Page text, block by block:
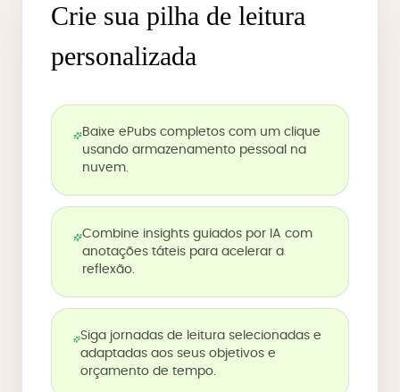
Crie sua pilha de leitura
personalizada
Baixe ePubs completos com um clique
usando armazenamento pessoal na
nuvem.
Combine insights guiados por IA com
anotações táteis para acelerar a
reflexão.
Siga jornadas de leitura selecionadas e
adaptadas aos seus objetivos e
orçamento de tempo.